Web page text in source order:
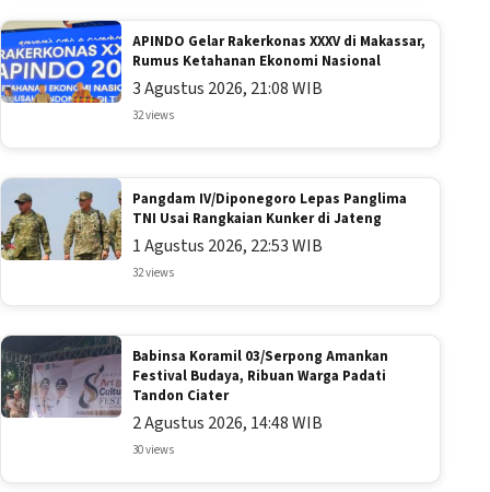
APINDO Gelar Rakerkonas XXXV di Makassar,
Rumus Ketahanan Ekonomi Nasional
3 Agustus 2026, 21:08 WIB
32 views
Pangdam IV/Diponegoro Lepas Panglima
TNI Usai Rangkaian Kunker di Jateng
1 Agustus 2026, 22:53 WIB
32 views
Babinsa Koramil 03/Serpong Amankan
Festival Budaya, Ribuan Warga Padati
Tandon Ciater
2 Agustus 2026, 14:48 WIB
30 views